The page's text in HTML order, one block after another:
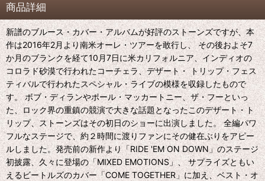
商品詳細
新譜のブルース・カバー・アルバムが好評のストーンズですが、本
作は2016年2月より南米オーレ・ツアーを敢行し、 その後およそ7
か月のブランクを経て10月7日に米カリフォルニア、インディオの
コロラド砂漠で行われたコーチェラ、デザート・ トリップ・フェス
ティバルで行われたスペシャル・ライブの模様を収録したもので
す。 ボブ・ディランやポール・マッカートニー、ザ・フーといっ
た、ロック界の重鎮の競演で大きな話題となったこのデザート・ト
リップ、ストーンズはその初日のショーに出演しました。 全編パワ
フルなステージで、約２時間に渡りファンにその健在ぶりをアピー
ルしました。発売前の新作より「RIDE 'EM ON DOWN」のステージ
初披露、久々に登場の「MIXED EMOTIONS」、 サプライズともい
えるビートルズのカバー「COME TOGETHER」に加え、ベスト・オ